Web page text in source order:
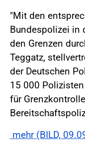
"Mit den
Bundespolizei in
den Grenzen
Teggatz,
der Deutschen
15 000
für
mehr (BILD,